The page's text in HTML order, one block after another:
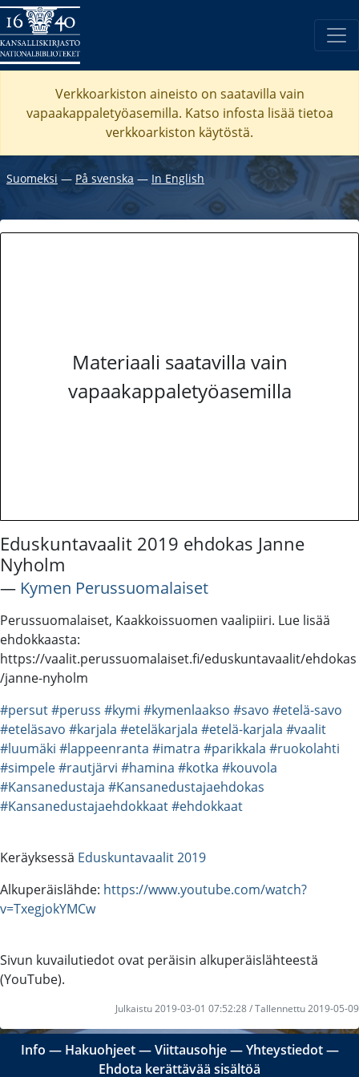
Verkkoarkiston aineisto on saatavilla vain
vapaakappaletyöasemilla. Katso infosta lisää tietoa
verkkoarkiston käytöstä.
Suomeksi ― På svenska ― In English
Materiaali saatavilla vain
vapaakappaletyöasemilla
Eduskuntavaalit 2019 ehdokas Janne
Nyholm
― Kymen Perussuomalaiset
Perussuomalaiset, Kaakkoissuomen vaalipiiri. Lue lisää
ehdokkaasta:
https://vaalit.perussuomalaiset.fi/eduskuntavaalit/ehdokas
/janne-nyholm
#persut#peruss #kymi #kymenlaakso #savo #etelä-savo
#eteläsavo #karjala #eteläkarjala #etelä-karjala #vaalit
#luumäki #lappeenranta #imatra #parikkala #ruokolahti
#simpele#rautjärvi #hamina #kotka #kouvola
#Kansanedustaja #Kansanedustajaehdokas
#Kansanedustajaehdokkaat#ehdokkaat
Keräyksessä Eduskuntavaalit 2019
Alkuperäislähde: https://www.youtube.com/watch?
v=TxegjokYMCw
Sivun kuvailutiedot ovat peräisin alkuperäislähteestä
(YouTube).
Julkaistu 2019-03-01 07:52:28 / Tallennettu 2019-05-09
Info ― Hakuohjeet―Viittausohje―Yhteystiedot―
Ehdota kerättävää sisältöä